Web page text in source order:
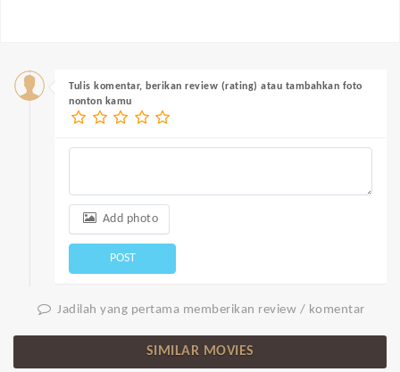
Tulis komentar, berikan review (rating) atau tambahkan foto
nonton kamu
Add photo
POST
Jadilah yang pertama memberikan review / komentar
SIMILAR MOVIES